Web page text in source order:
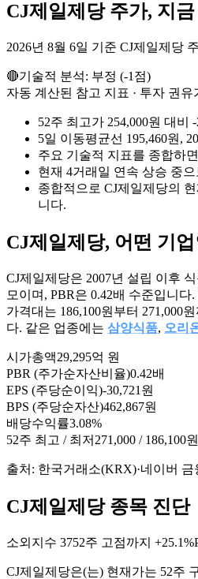
CJ제일제당주가, 지금
2026년 8월 6일 기준 CJ제일제당
🔴기술적 분석: 부정 (-1 점)
자동 계산된 참고 지표 · 투자 권
52주 최고가 254,000원 대비
5일 이동평균선 195,460원,
주요 기술적 지표를 종합하
현재 4거래일 연속 상승 중
종합적으로 CJ제일제당의
니다.
CJ제일제당, 어떤 기
CJ제일제당은 2007년 설립 이후
모이며, PBR은 0.42배 수준입니
가격대는 186,100원부터 271,000
다. 같은 업종에는 삼양식품, 오리
시가총액29,295억 원
PBR (주가순자산비율)0.42배
EPS (주당순이익)-30,721원
BPS (주당순자산)462,867원
배당수익률3.08%
52주 최고 / 최저 271,000 / 186,100원
출처: 한국거래소(KRX)·네이버
CJ제일제당 종목 진단
소외지수 3752주 고점까지 +25.1%
CJ제일제당은(는) 현재가는 52주